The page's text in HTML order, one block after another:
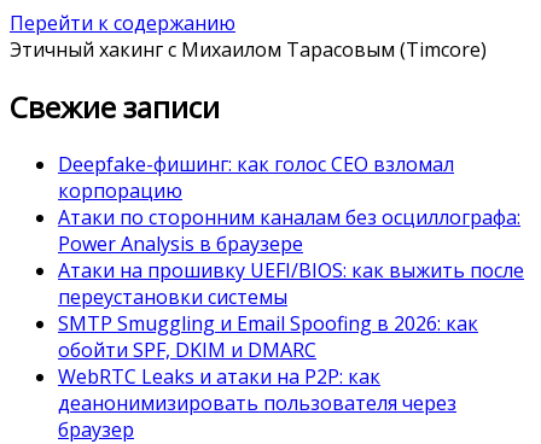
Перейти к содержанию
Этичный хакинг с Михаилом Тарасовым (Timcore)
Свежие записи
Deepfake-фишинг: как голос CEO взломал
корпорацию
Атаки по сторонним каналам без осциллографа:
Power Analysis в браузере
Атаки на прошивку UEFI/BIOS: как выжить после
переустановки системы
SMTP Smuggling и Email Spoofing в 2026: как
обойти SPF, DKIM и DMARC
WebRTC Leaks и атаки на P2P: как
деанонимизировать пользователя через
браузер